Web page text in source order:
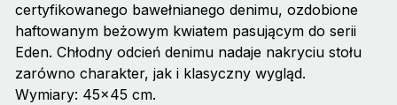
certyfikowanego bawełnianego denimu, ozdobione
haftowanym beżowym kwiatem pasującym do serii
Eden. Chłodny odcień denimu nadaje nakryciu stołu
zarówno charakter, jak i klasyczny wygląd.
Wymiary: 45x45 cm.